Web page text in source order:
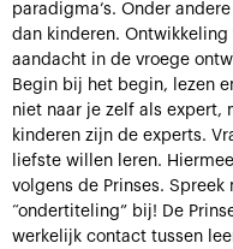
paradigma’s. Onder
dan kinderen.
aandacht in de vroege
Begin bij het begin, lezen
niet naar je zelf als expert,
kinderen zijn de experts.
liefste willen leren.
volgens de Prinses. Spreek
“ondertiteling” bij! De
werkelijk contact tussen